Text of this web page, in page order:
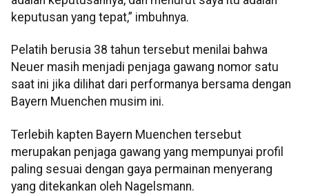
keputusan yang tepat,” imbuhnya.
Pelatih berusia 38 tahun tersebut menilai bahwa
Neuer masih menjadi penjaga gawang nomor satu
saat ini jika dilihat dari performanya bersama dengan
Bayern Muenchen musim ini.
Terlebih kapten Bayern Muenchen tersebut
merupakan penjaga gawang yang mempunyai profil
paling sesuai dengan gaya permainan menyerang
yang ditekankan oleh Nagelsmann.